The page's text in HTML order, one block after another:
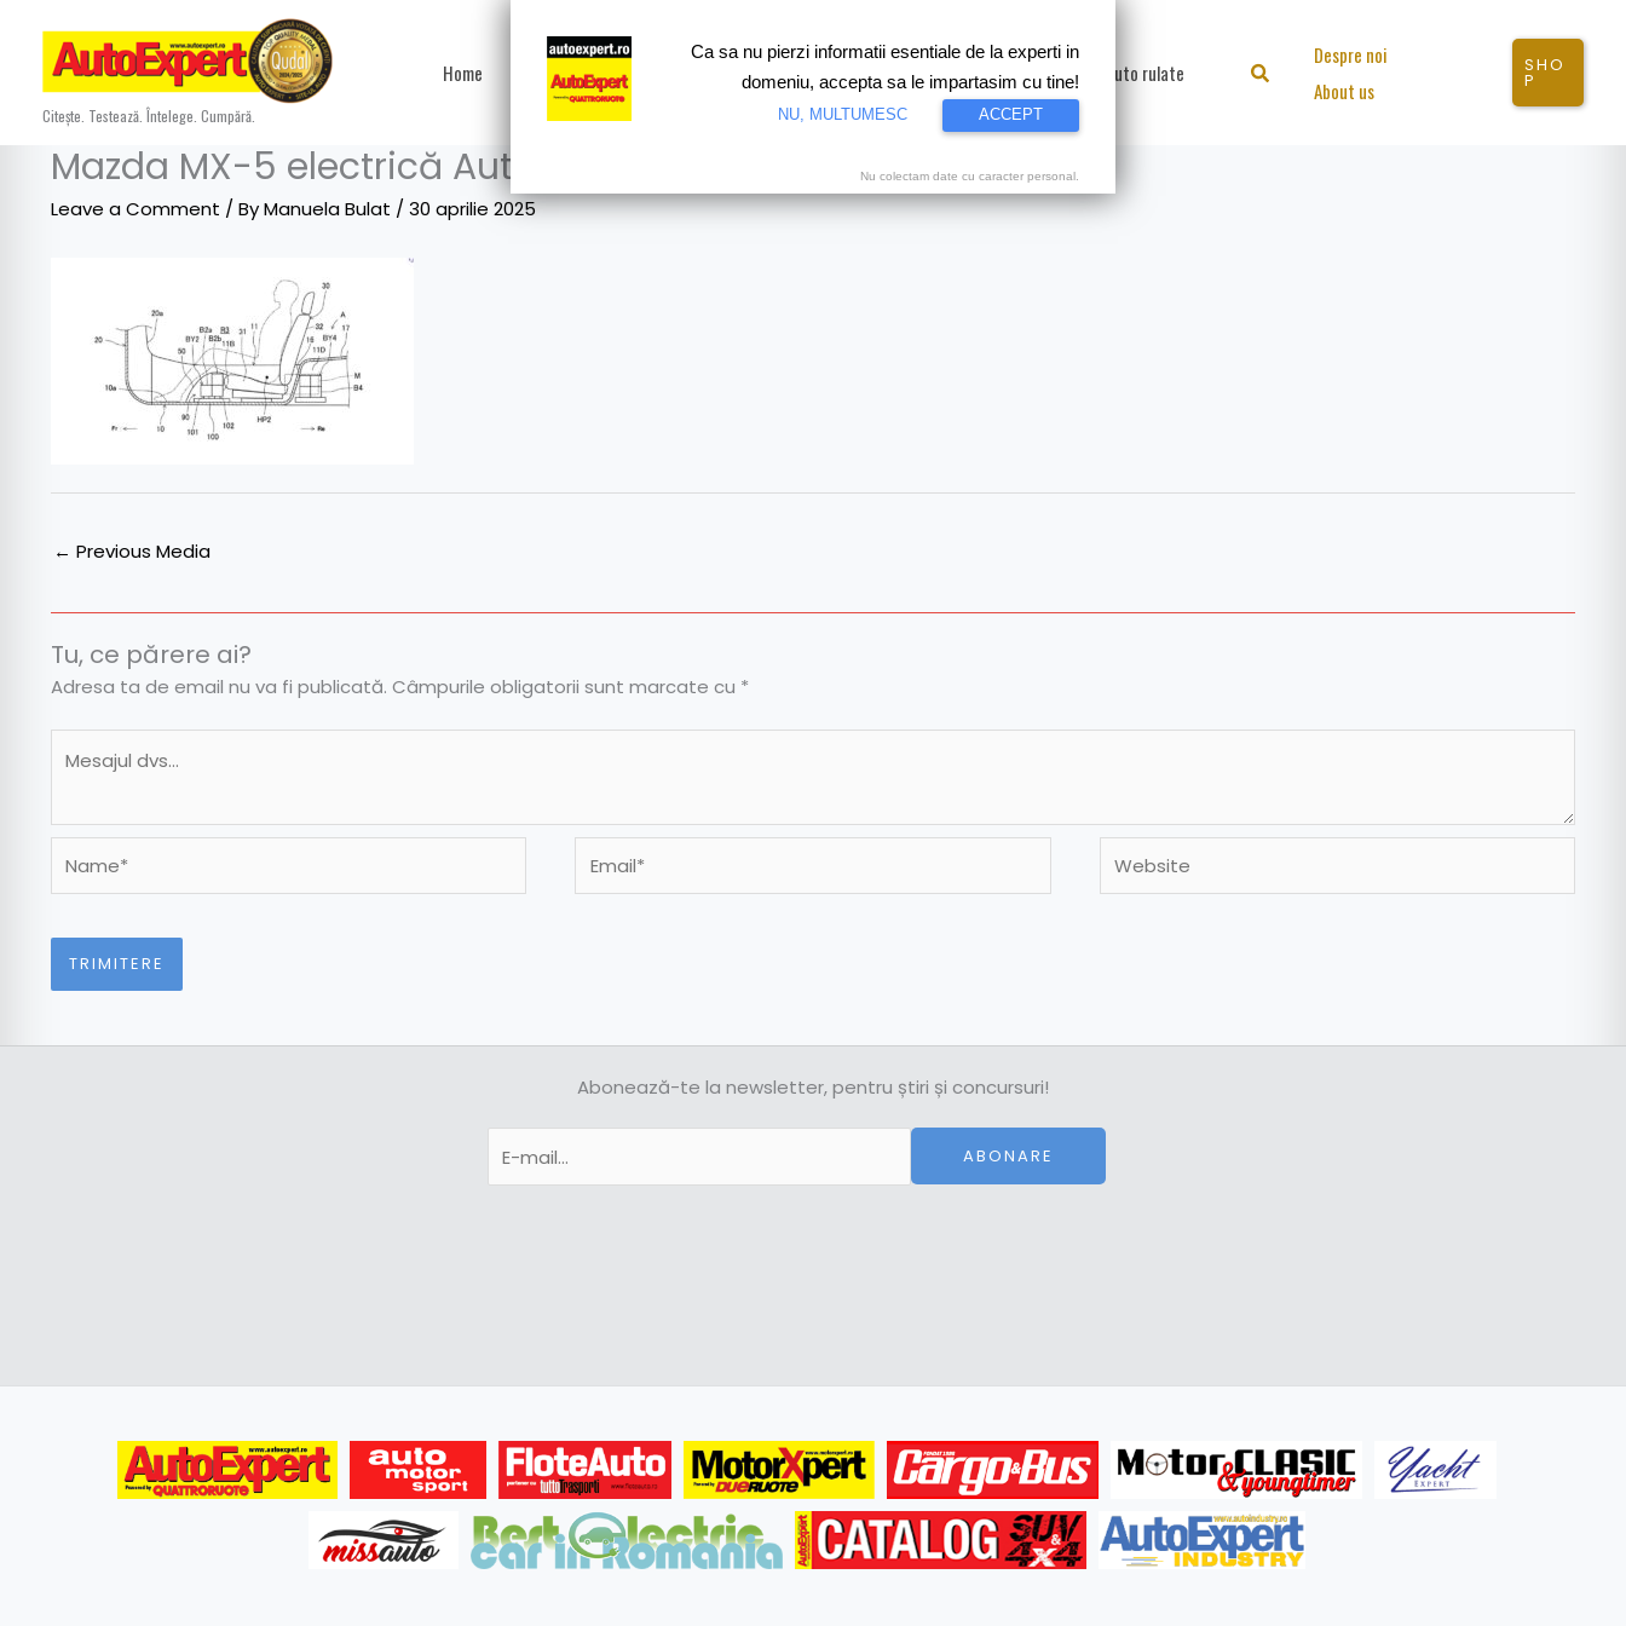
content
Citește. Testează. Întelege. Cumpără.
Home Test drive Motorsport Proiecte speciale Video Auto rulate Search
Despre noi
About us
SHO
P
Mazda MX-5 electrică AutoExpert
Leave a Comment / ByManuela Bulat / 30 aprilie 2025
← Previous Media
Tu, ce părere ai?
Adresa ta de email nu va fi publicată. Câmpurile obligatorii sunt marcate cu *
Abonează-te la newsletter, pentru știri și concursuri!
ABONARE
Ca sa nu pierzi informatii esentiale de la experti in
domeniu, accepta sa le impartasim cu tine!
NU, MULTUMESC ACCEPT
Nu colectam date cu caracter personal.